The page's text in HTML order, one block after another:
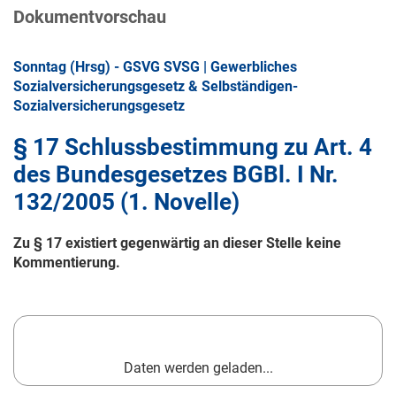
Dokumentvorschau
Sonntag (Hrsg) - GSVG SVSG | Gewerbliches
Sozialversicherungsgesetz & Selbständigen-
Sozialversicherungsgesetz
§ 17 Schlussbestimmung zu Art. 4
des Bundesgesetzes BGBl. I Nr.
132/2005 (1. Novelle)
Zu § 17 existiert gegenwärtig an dieser Stelle keine
Kommentierung.
Daten werden geladen...